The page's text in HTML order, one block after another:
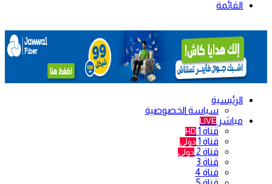
القائمة
الرئيسية
سياسة الخصوصية
مباشر LIVE
قناة 1 HD
قناة 1 دولي
قناة 2 دولي
قناة 3
قناة 4